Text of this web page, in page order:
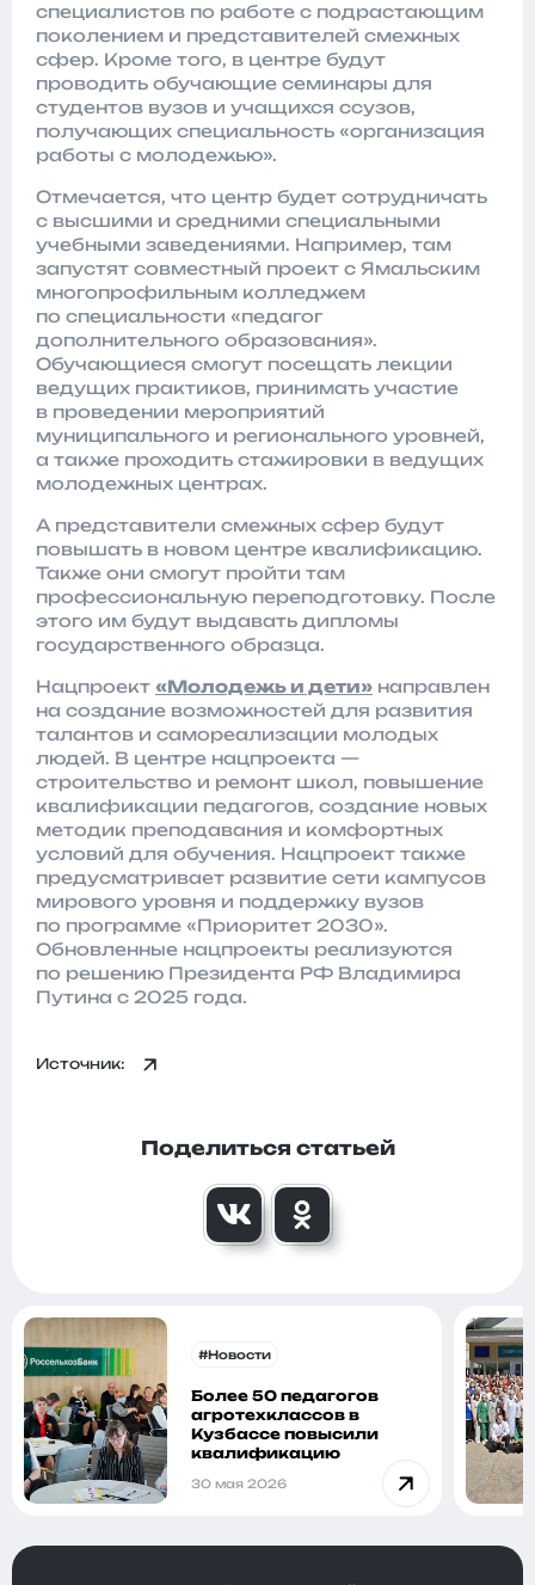
специалистов по работе с подрастающим
поколением и представителей смежных
сфер. Кроме того, в центре будут
проводить обучающие семинары для
студентов вузов и учащихся ссузов,
получающих специальность «организация
работы с молодежью».
Отмечается, что центр будет сотрудничать
с высшими и средними специальными
учебными заведениями. Например, там
запустят совместный проект с Ямальским
многопрофильным колледжем
по специальности «педагог
дополнительного образования».
Обучающиеся смогут посещать лекции
ведущих практиков, принимать участие
в проведении мероприятий
муниципального и регионального уровней,
а также проходить стажировки в ведущих
молодежных центрах.
А представители смежных сфер будут
повышать в новом центре квалификацию.
Также они смогут пройти там
профессиональную переподготовку. После
этого им будут выдавать дипломы
государственного образца.
Нацпроект «Молодежь и дети» направлен
на создание возможностей для развития
талантов и самореализации молодых
людей. В центре нацпроекта —
строительство и ремонт школ, повышение
квалификации педагогов, создание новых
методик преподавания и комфортных
условий для обучения. Нацпроект также
предусматривает развитие сети кампусов
мирового уровня и поддержку вузов
по программе «Приоритет 2030».
Обновленные нацпроекты реализуются
по решению Президента РФ Владимира
Путина с 2025 года.
Источник:
Поделиться статьей
#Новости
Более 50 педагогов
агротехклассов в
Кузбассе повысили
квалификацию
30 мая 2026